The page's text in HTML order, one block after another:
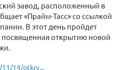
завод, расположенный в
«Прайм-Тасс» со ссылкой
В этот день пройдет
открытию новой
14/otkry...